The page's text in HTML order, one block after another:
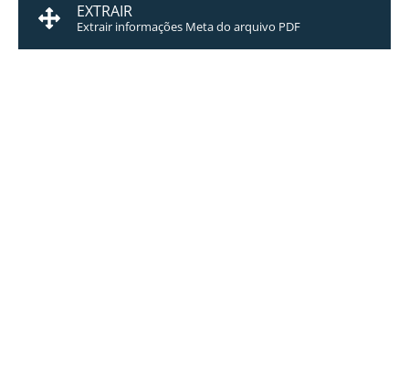
EXTRAIR
Extrair informações Meta do arquivo PDF